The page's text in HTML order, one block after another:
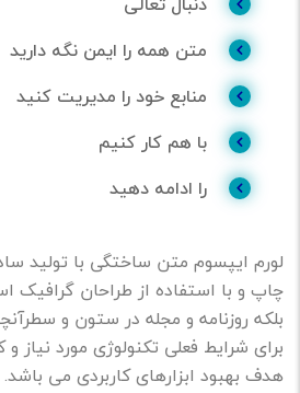
دنبال تعالی
متن همه را ایمن نگه دارید
منابع خود را مدیریت کنید
با هم کار کنیم
را ادامه دهید
لورم ایپسوم متن ساختگی با تولید
چاپ و با استفاده از طراحان گرافیک
بلکه روزنامه و مجله در ستون و
برای شرایط فعلی تکنولوژی مورد نیاز و
هدف بهبود ابزارهای کاربردی می باشد.